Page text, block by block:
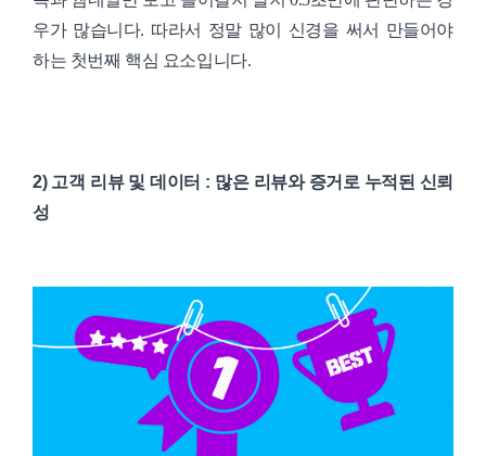
우가 많습니다. 따라서 정말 많이 신경을 써서 만들어야
하는 첫번째 핵심 요소입니다.
2) 고객 리뷰 및 데이터 : 많은 리뷰와 증거로 누적된 신뢰
성